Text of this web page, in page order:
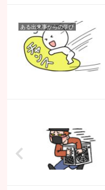
ある出来事からの学び